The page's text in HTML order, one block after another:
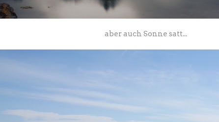
aber auch Sonne satt...